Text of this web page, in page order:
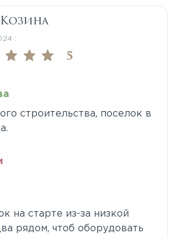
Козина
:
5
строительства, поселок в
на старте из-за низкой
рядом, чтоб оборудовать